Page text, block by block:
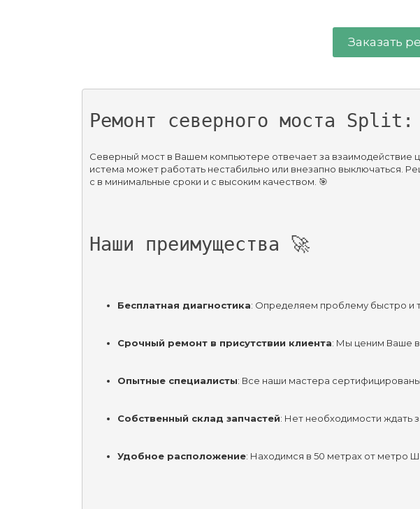
Заказать
Ремонт северного моста Split:
Северный мост в Вашем компьютере отвечает за взаимодействие
истема может работать нестабильно или внезапно выключаться.
с в минимальные сроки и с высоким качеством. 🎯
Наши преимущества 🚀
Бесплатная диагностика: Определяем проблему быстро и
Срочный ремонт в присутствии клиента: Мы ценим Ваше
Опытные специалисты: Все наши мастера
Собственный склад запчастей: Нет необходимости ждать
Удобное расположение: Находимся в 50 метрах от метро